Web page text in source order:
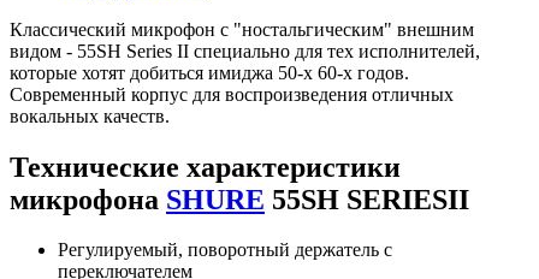
Классический микрофон с "ностальгическим" внешним
видом - 55SH Series II специально для тех исполнителей,
которые хотят добиться имиджа 50-х 60-х годов.
Современный корпус для воспроизведения отличных
вокальных качеств.
Технические характеристики
микрофона SHURE 55SH SERIESII
Регулируемый, поворотный держатель с
переключателем